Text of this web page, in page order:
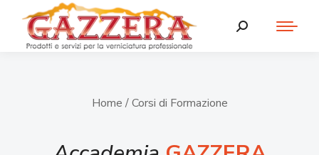
Home / Corsi di Formazione